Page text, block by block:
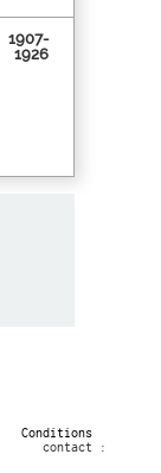
1907-
1926
Conditions
contact :